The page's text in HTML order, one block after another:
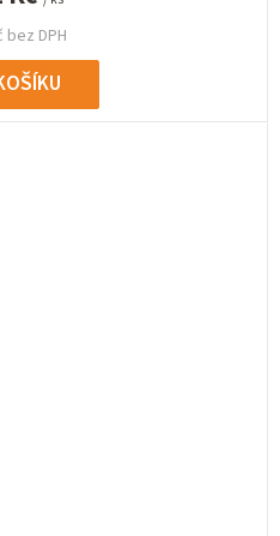
bez DPH